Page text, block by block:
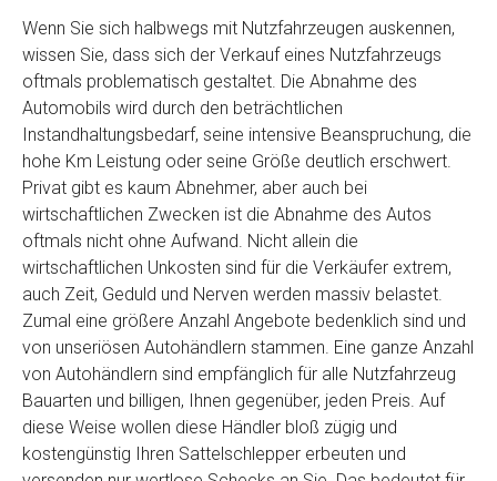
Wenn Sie sich halbwegs mit Nutzfahrzeugen auskennen,
wissen Sie, dass sich der Verkauf eines Nutzfahrzeugs
oftmals problematisch gestaltet. Die Abnahme des
Automobils wird durch den beträchtlichen
Instandhaltungsbedarf, seine intensive Beanspruchung, die
hohe Km Leistung oder seine Größe deutlich erschwert.
Privat gibt es kaum Abnehmer, aber auch bei
wirtschaftlichen Zwecken ist die Abnahme des Autos
oftmals nicht ohne Aufwand. Nicht allein die
wirtschaftlichen Unkosten sind für die Verkäufer extrem,
auch Zeit, Geduld und Nerven werden massiv belastet.
Zumal eine größere Anzahl Angebote bedenklich sind und
von unseriösen Autohändlern stammen. Eine ganze Anzahl
von Autohändlern sind empfänglich für alle Nutzfahrzeug
Bauarten und billigen, Ihnen gegenüber, jeden Preis. Auf
diese Weise wollen diese Händler bloß zügig und
kostengünstig Ihren Sattelschlepper erbeuten und